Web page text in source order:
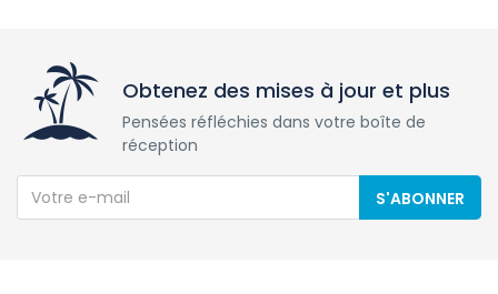
Obtenez des mises à jour et plus
Pensées réfléchies dans votre boîte de
réception
S'ABONNER